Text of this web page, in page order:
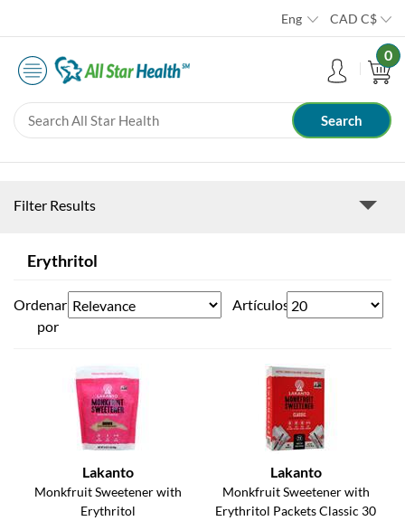
Eng CAD C$
0
Filter Results
Erythritol
Ordenar
por
Artículos
Lakanto
Monkfruit Sweetener with
Erythritol
Lakanto
Monkfruit Sweetener with
Erythritol Packets Classic 30